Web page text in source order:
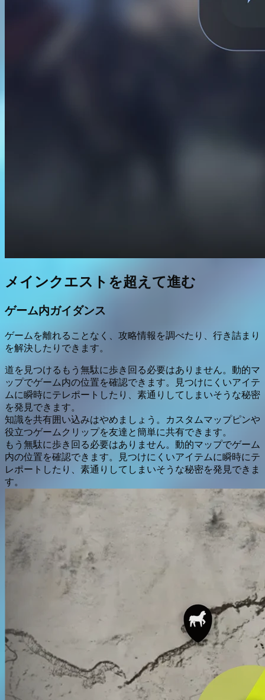
メインクエストを超えて進む
ゲーム内ガイダンス
ゲームを離れることなく、攻略情報を調べたり、行き詰まり
を解決したりできます。
道を見つける もう無駄に歩き回る必要はありません。動的マ
ップでゲーム内の位置を確認できます。見つけにくいアイテ
ムに瞬時にテレポートしたり、素通りしてしまいそうな秘密
を発見できます。
知識を共有囲い込みはやめましょう。カスタムマップピンや
役立つゲームクリップを友達と簡単に共有できます。
もう無駄に歩き回る必要はありません。動的マップでゲーム
内の位置を確認できます。見つけにくいアイテムに瞬時にテ
レポートしたり、素通りしてしまいそうな秘密を発見できま
す。